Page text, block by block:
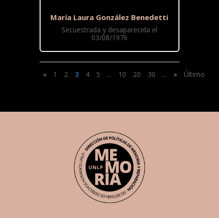
María Laura González Benedetti
Secuestrada y desaparecida el
03/08/1976
« 1 2 3 4 5 ... 10 20 30 ... » Último